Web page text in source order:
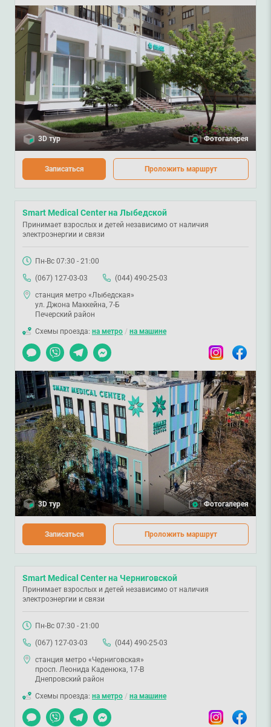
3D тур Фотогалерея
Записаться Проложить маршрут
Smart Medical Center на Лыбедской
Принимает взрослых и детей независимо от наличия
электроэнергии и связи
Пн-Вс 07:30 - 21:00
(067) 127-03-03
(044) 490-25-03
станция метро «Лыбедская»
ул. Джона Маккейна, 7-Б
Печерский район
Схемы проезда: на метро / на машине
Чат
Viber TelegramMessenger InstagramFacebook
3D тур Фотогалерея
Записаться Проложить маршрут
Smart Medical Center на Черниговской
Принимает взрослых и детей независимо от наличия
электроэнергии и связи
Пн-Вс 07:30 - 21:00
(067) 127-03-03
(044) 490-25-03
станция метро «Черниговская»
просп. Леонида Каденюка, 17-В
Днепровский район
Схемы проезда: на метро / на машине
Чат
Viber TelegramMessenger InstagramFacebook